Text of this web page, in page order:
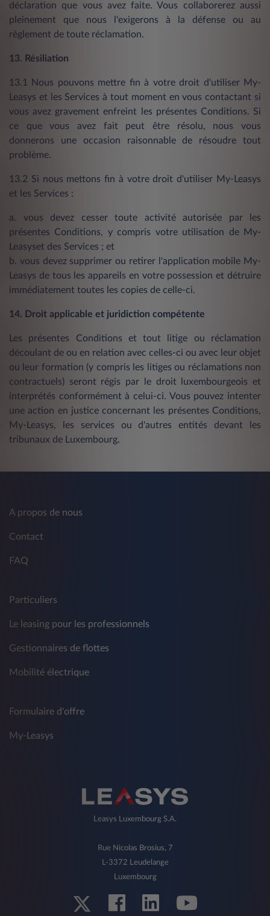
déclaration que vous avez faite. Vous collaborerez aussi
pleinement que nous l'exigerons à la défense ou au
règlement de toute réclamation.
13. Résiliation
13.1 Nous pouvons mettre fin à votre droit d'utiliser My-
Leasys et les Services à tout moment en vous contactant si
vous avez gravement enfreint les présentes Conditions. Si
ce que vous avez fait peut être résolu, nous vous
donnerons une occasion raisonnable de résoudre tout
problème.
13.2 Si nous mettons fin à votre droit d'utiliser My-Leasys
et les Services :
a. vous devez cesser toute activité autorisée par les
présentes Conditions, y compris votre utilisation de My-
Leasyset des Services ; et
b. vous devez supprimer ou retirer l'application mobile My-
Leasys de tous les appareils en votre possession et détruire
immédiatement toutes les copies de celle-ci.
14. Droit applicable et juridiction compétente
Les présentes Conditions et tout litige ou réclamation
découlant de ou en relation avec celles-ci ou avec leur objet
ou leur formation (y compris les litiges ou réclamations non
contractuels) seront régis par le droit luxembourgeois et
interprétés conformément à celui-ci. Vous pouvez intenter
une action en justice concernant les présentes Conditions,
My-Leasys, les services ou d'autres entités devant les
tribunaux de Luxembourg.
A propos de nous
Contact
FAQ
Particuliers
Le leasing pour les professionnels
Gestionnaires de flottes
Mobilité électrique
Formulaire d'offre
My-Leasys
Leasys Luxembourg S.A.
Rue Nicolas Brosius, 7
L-3372 Leudelange
Luxembourg